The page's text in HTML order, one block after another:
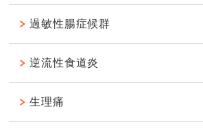
過敏性腸症候群
逆流性食道炎
生理痛